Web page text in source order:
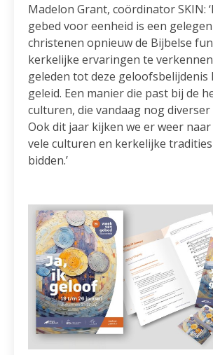
Madelon Grant, coördinator SKIN:
gebed voor eenheid is een
christenen opnieuw de Bijbelse
kerkelijke ervaringen te
geleden tot deze geloofsbelijdenis
geleid. Een manier die past bij de
culturen, die vandaag nog
Ook dit jaar kijken we er weer
vele culturen en kerkelijke
bidden.’